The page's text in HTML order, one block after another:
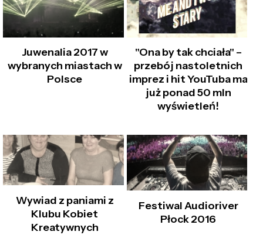
Juwenalia 2017 w
wybranych miastach w
Polsce
"Ona by tak chciała" –
przebój nastoletnich
imprez i hit YouTuba ma
już ponad 50 mln
wyświetleń!
Wywiad z paniami z
Klubu Kobiet
Kreatywnych
Festiwal Audioriver
Płock 2016